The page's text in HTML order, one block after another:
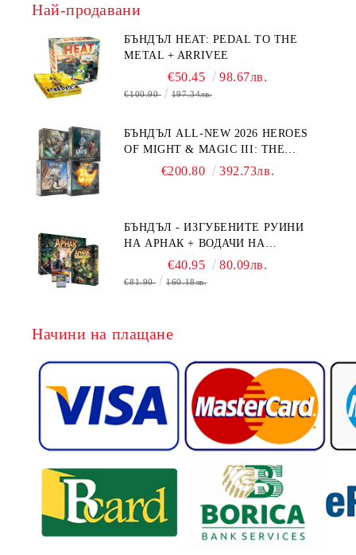
Най-продавани
БЪНДЪЛ HEAT: PEDAL TO THE
METAL + ARRIVEE
€50.45 98.67лв.
€100.90 197.34лв.
БЪНДЪЛ ALL-NEW 2026 HEROES
OF MIGHT & MAGIC III: THE
BOARD GAME EXPANSIONS -
€200.80 392.73лв.
БЪНДЪЛ - ИЗГУБЕНИТЕ РУИНИ
НА АРНАК + ВОДАЧИ НА
ЕКСПЕДИЦИИ + ПРОМО КАРТИ
БЕЗПЛАТНО
€40.95 80.09лв.
€81.90 160.18лв.
Начини на плащане